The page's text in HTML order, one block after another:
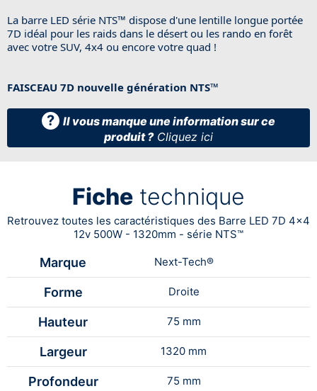
La barre LED série NTS™ dispose d'une lentille longue portée
7D idéal pour les raids dans le désert ou les rando en forêt
avec votre SUV, 4x4 ou encore votre quad !
FAISCEAU 7D nouvelle génération NTS™
? Il vous manque une information sur ce
produit ? Cliquez ici
Fiche technique
Retrouvez toutes les caractéristiques des Barre LED 7D 4x4
12v 500W - 1320mm - série NTS™
Marque Next-Tech®
Forme Droite
Hauteur 75 mm
Largeur 1320 mm
Profondeur 75 mm